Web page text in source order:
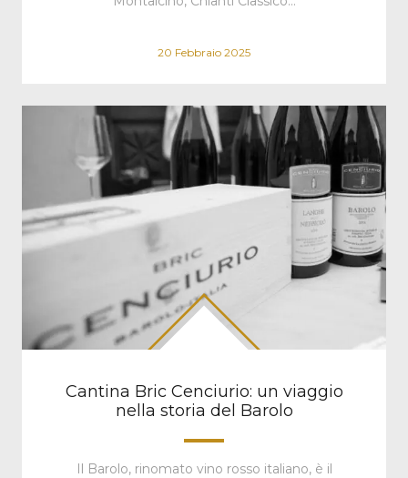
20 Febbraio 2025
Cantina Bric Cenciurio: un viaggio
nella storia del Barolo
Il Barolo, rinomato vino rosso italiano, è il